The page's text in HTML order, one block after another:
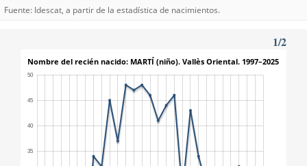
Fuente: Idescat, a partir de la estadística de nacimientos.